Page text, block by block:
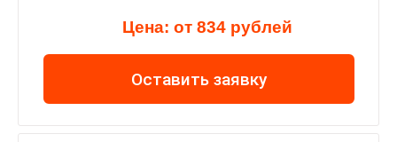
Цена: от 834 рублей
Оставить заявку